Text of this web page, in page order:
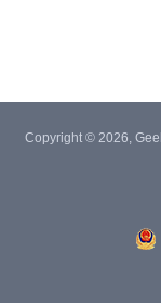
Copyright © 2026,